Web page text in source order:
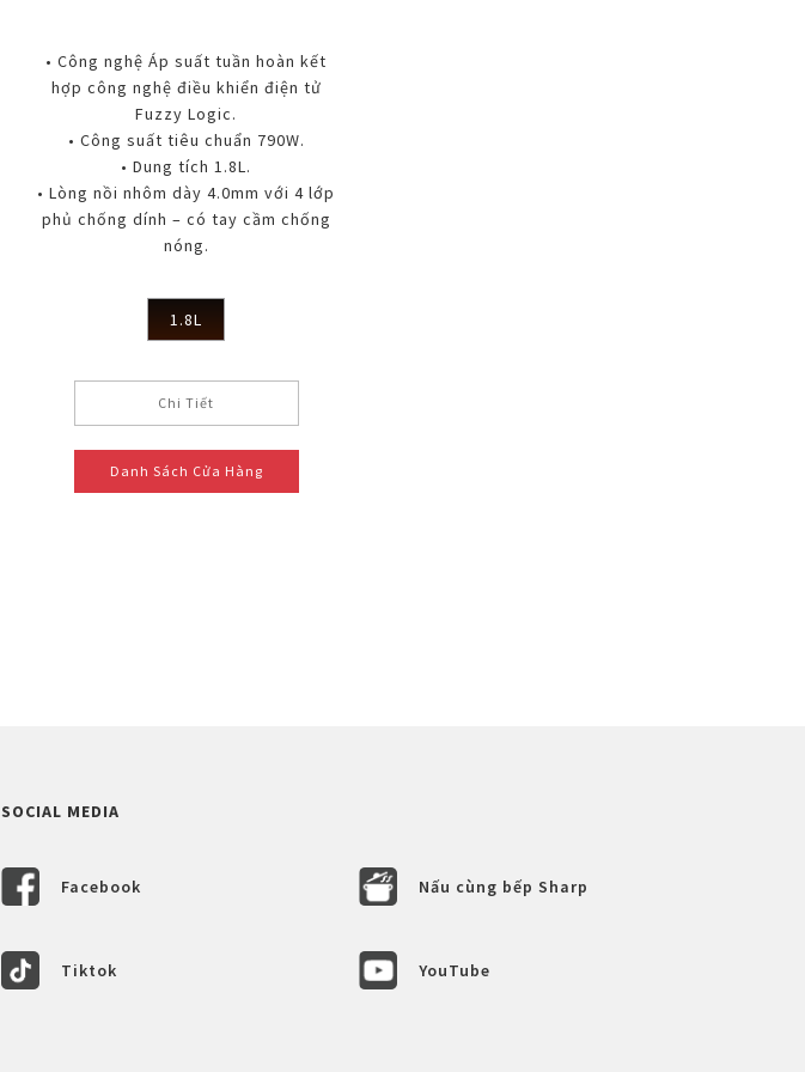
• Công nghệ Áp suất tuần hoàn kết
hợp công nghệ điều khiển điện tử
Fuzzy Logic.
• Công suất tiêu chuẩn 790W.
• Dung tích 1.8L.
• Lòng nồi nhôm dày 4.0mm với 4 lớp
phủ chống dính – có tay cầm chống
nóng.
1.8L
Chi Tiết
Danh Sách Cửa Hàng
SOCIAL MEDIA
Facebook Nấu cùng bếp Sharp
Tiktok YouTube